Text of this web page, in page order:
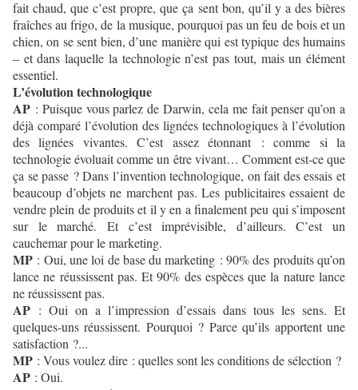
fait chaud, que c’est propre, que ça sent bon, qu’il y a des bières
fraîches au frigo, de la musique, pourquoi pas un feu de bois et un
chien, on se sent bien, d’une manière qui est typique des humains
– et dans laquelle la technologie n’est pas tout, mais un élément
essentiel.
L’évolution technologique
AP : Puisque vous parlez de Darwin, cela me fait penser qu’on a
déjà comparé l’évolution des lignées technologiques à l’évolution
des lignées vivantes. C’est assez étonnant : comme si la
technologie évoluait comme un être vivant… Comment est-ce que
ça se passe ? Dans l’invention technologique, on fait des essais et
beaucoup d’objets ne marchent pas. Les publicitaires essaient de
vendre plein de produits et il y en a finalement peu qui s’imposent
sur le marché. Et c’est imprévisible, d’ailleurs. C’est un
cauchemar pour le marketing.
MP : Oui, une loi de base du marketing : 90% des produits qu’on
lance ne réussissent pas. Et 90% des espèces que la nature lance
ne réussissent pas.
AP : Oui on a l’impression d’essais dans tous les sens. Et
quelques-uns réussissent. Pourquoi ? Parce qu’ils apportent une
satisfaction ?...
MP : Vous voulez dire : quelles sont les conditions de sélection ?
AP : Oui.